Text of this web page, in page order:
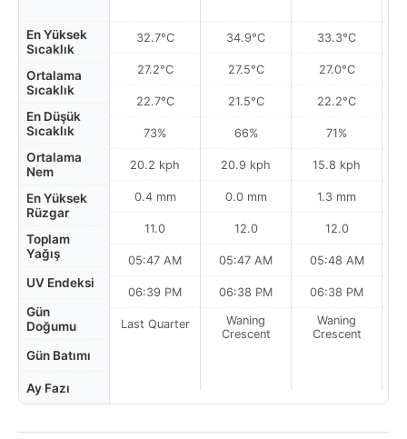
En Yüksek
Sıcaklık
Ortalama
Sıcaklık
En Düşük
Sıcaklık
Ortalama
Nem
En Yüksek
Rüzgar
Toplam
Yağış
UV Endeksi
Gün
Doğumu
Gün Batımı
Ay Fazı
32.7°C
27.2°C
22.7°C
73%
20.2 kph
0.4 mm
11.0
05:47 AM
06:39 PM
Last Quarter
34.9°C
27.5°C
21.5°C
66%
20.9 kph
0.0 mm
12.0
05:47 AM
06:38 PM
Waning
Crescent
33.3°C
27.0°C
22.2°C
71%
15.8 kph
1.3 mm
12.0
05:48 AM
06:38 PM
Waning
Crescent